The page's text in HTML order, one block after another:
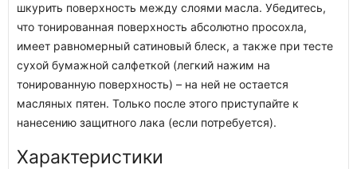
шкурить поверхность между слоями масла. Убедитесь,
что тонированная поверхность абсолютно просохла,
имеет равномерный сатиновый блеск, а также при тесте
сухой бумажной салфеткой (легкий нажим на
тонированную поверхность) – на ней не остается
масляных пятен. Только после этого приступайте к
нанесению защитного лака (если потребуется).
Характеристики